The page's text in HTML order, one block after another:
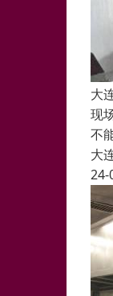
大
现
不
大
24-